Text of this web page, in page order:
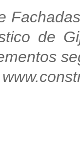
de